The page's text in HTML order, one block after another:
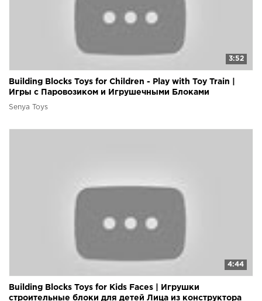
3:52
Building Blocks Toys for Children - Play with Toy Train |
Игры с Паровозиком и Игрушечными Блоками
Senya Toys
4:44
Building Blocks Toys for Kids Faces | Игрушки
строительные блоки для детей Лица из конструктора